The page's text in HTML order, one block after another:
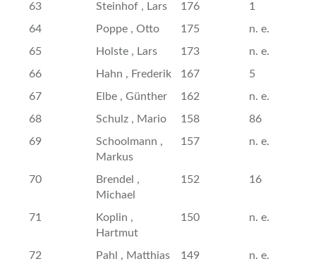
63
Steinhof , Lars 176
1
64
Poppe , Otto 175
n. e.
65
Holste , Lars 173
n. e.
66
Hahn , Frederik 167
5
67
Elbe , Günther 162
n. e.
68
Schulz , Mario 158
86
69
Schoolmann ,
Markus
157 n. e.
70
Brendel ,
Michael
152 16
71
Koplin ,
Hartmut
150 n. e.
72 Pahl , Matthias 149 n. e.